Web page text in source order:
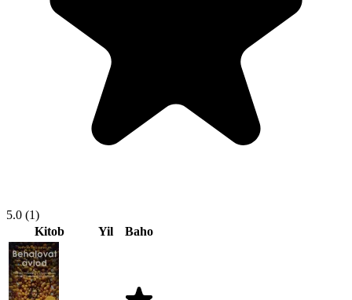
5.0 (1)
Kitob
Yil Baho